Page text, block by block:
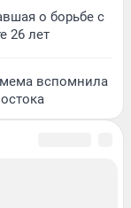
о борьбе с
26 лет
мема вспомнила